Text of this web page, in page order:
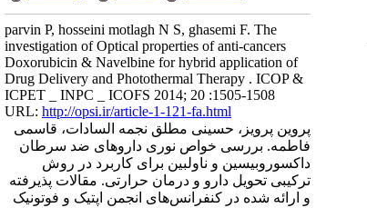
parvin P, hosseini motlagh N S, ghasemi F. The
investigation of Optical properties of anti-cancers
Doxorubicin & Navelbine for hybrid application of
Drug Delivery and Photothermal Therapy . ICOP &
ICPET _ INPC _ ICOFS 2014; 20 :1505-1508
URL: http://opsi.ir/article-1-121-fa.html
پروین پرویز، حسینی مطلق نجمه السادات، قاسمی
فاطمه. بررسی خواص نوری داروهای ضد سرطان
داکسوروبیسین و ناولبین برای کاربرد در روش
ترکیبی تحویل دارو و درمان حرارتی. مقالات پذیرفته
و ارائه شده در کنفرانس‌های انجمن اپتیک و فوتونیک